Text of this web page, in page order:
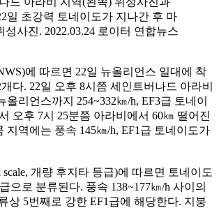
일 초강력 토네이도가 지나간 후 마
성사진. 2022.03.24 로이터 연합뉴스
에 따르면 22일 뉴올리언스 일대에 착
다. 22일 오후 8시쯤 세인트버나드 아라비
리언스까지 254~332㎞/h, EF3급 토네이
오후 7시 25분쯤 아라비에서 60㎞ 떨어진
지역에는 풍속 145㎞/h, EF1급 토네이도가
scale, 개량 후지타 등급)에 따르면 토네이도
으로 분류된다. 풍속 138~177㎞/h 사이의
상 5번째로 강한 EF1급에 해당한다. 지붕